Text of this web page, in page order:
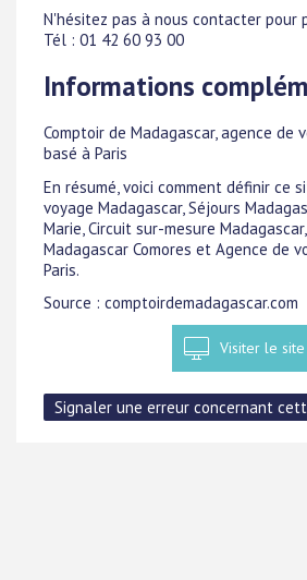
N'hésitez pas à nous contacter pour
Tél : 01 42 60 93 00
Informations
Comptoir de Madagascar, agence de
basé à Paris
En résumé, voici comment définir ce
voyage Madagascar, Séjours
Marie, Circuit sur-mesure
Madagascar Comores et Agence de
Paris.
Source : comptoirdemadagascar.com
Visiter le site